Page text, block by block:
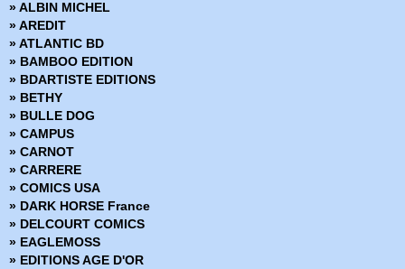
› Mandrake - Mondes mysterieux - 47
› Mandrake - Mondes mysterieux - 48
› Mandrake - Mondes mysterieux - 49
› Mandrake - Mondes mysterieux - 50
› Mandrake - Mondes mysterieux - 51
› Mandrake - Mondes mysterieux - 52
› Mandrake - Mondes mysterieux - 53
› Mandrake - Mondes mysterieux - 54
› Mandrake - Mondes mysterieux - 55
› Mandrake - Mondes mysterieux - 56
› Mandrake - Mondes mysterieux - 57
› Mandrake - Mondes mysterieux - 58
› Mandrake - Mondes mysterieux - 59
› Mandrake - Mondes mysterieux - 60
» ALBIN MICHEL
» AREDIT
» ATLANTIC BD
» BAMBOO EDITION
» BDARTISTE EDITIONS
» BETHY
» BULLE DOG
» CAMPUS
» CARNOT
» CARRERE
» COMICS USA
» DARK HORSE France
» DELCOURT COMICS
» EAGLEMOSS
» EDITIONS AGE D'OR